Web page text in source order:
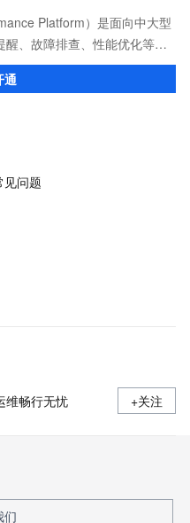
Platform）是面向中大型
、故障排查、性能优化等服
链和服务，协助客户主动、
通
见问题
维畅行无忧 +关注
们